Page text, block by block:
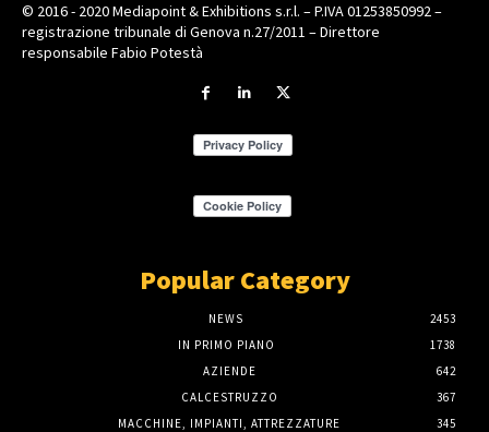
© 2016 - 2020 Mediapoint & Exhibitions s.r.l. – P.IVA 01253850992 –
registrazione tribunale di Genova n.27/2011 – Direttore
responsabile Fabio Potestà
Popular Category
NEWS
2453
IN PRIMO PIANO
1738
AZIENDE
642
CALCESTRUZZO
367
MACCHINE, IMPIANTI, ATTREZZATURE
345